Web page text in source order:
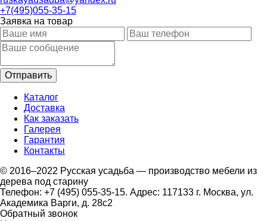
+7(495)055-35-15
Заявка на товар
Каталог
Доставка
Как заказать
Галерея
Гарантия
Контакты
© 2016–2022 Русская усадьба — производство мебели из
дерева под старину
Телефон: +7 (495) 055-35-15. Адрес: 117133 г. Москва, ул.
Академика Варги, д. 28с2
Обратный звонок